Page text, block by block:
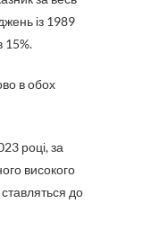
із 1989
15%.
в обох
році, за
високого
до